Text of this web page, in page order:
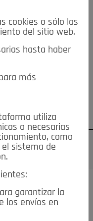
CONTACTO
su contraseña?
Deportes y Ocio
cookies o sólo las
del sitio web.
hasta haber
más
utiliza
o necesarias
como
sistema de
garantizar la
los envíos en